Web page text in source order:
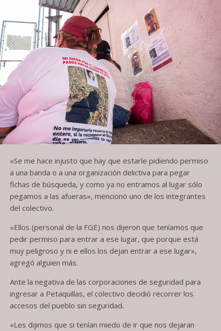
«Se me hace injusto que hay que estarle pidiendo permiso
a una banda o a una organización delictiva para pegar
fichas de búsqueda, y como ya no entramos al lugar sólo
pegamos a las afueras», mencionó uno de los integrantes
del colectivo.
«Ellos (personal de la FGE) nos dijeron que teníamos que
pedir permiso para entrar a ese lugar, que porque está
muy peligroso y ni e ellos los dejan entrar a ese lugar»,
agregó alguien más.
Ante la negativa de las corporaciones de seguridad para
ingresar a Petaquillas, el colectivo decidió recorrer los
accesos del pueblo sin seguridad.
«Les dijimos que si tenían miedo de ir que nos dejaran